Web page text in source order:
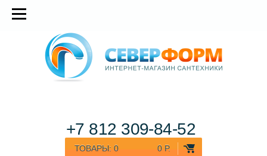
ТОВАРЫ: 0 0 Р.
+7 812 309-84-52